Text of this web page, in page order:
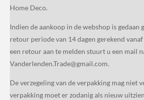
Home Deco.
Indien de aankoop in de webshop is gedaan
retour periode van 14 dagen gerekend
een retour aan te melden stuurt u een mail
Vanderlenden.Trade@gmail.com.
De verzegeling van de verpakking mag niet
verpakking moet er zodanig als nieuw